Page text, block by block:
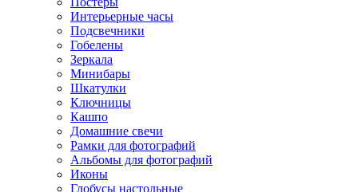
Интерьерные часы
Подсвечники
Гобелены
Зеркала
Минибары
Шкатулки
Ключницы
Кашпо
Домашние свечи
Рамки для фотографий
Альбомы для фотографий
Иконы
Глобусы настольные